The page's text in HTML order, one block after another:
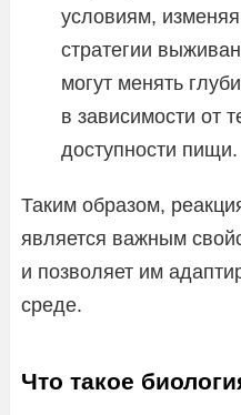
условиям,
стратегии
могут менять
в зависимости от
доступности пищи.
Таким образом,
является важным
и позволяет им
среде.
Что такое